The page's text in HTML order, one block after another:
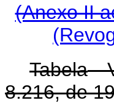
(Anexo II
Tabela-
8.216, de